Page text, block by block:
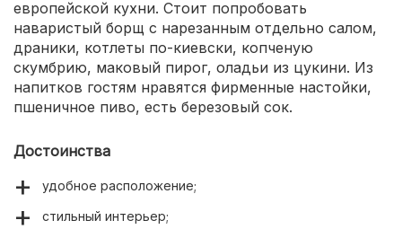
европейской кухни. Стоит попробовать
наваристый борщ с нарезанным отдельно салом,
драники, котлеты по-киевски, копченую
скумбрию, маковый пирог, оладьи из цукини. Из
напитков гостям нравятся фирменные настойки,
пшеничное пиво, есть березовый сок.
Достоинства
удобное расположение;
стильный интерьер;